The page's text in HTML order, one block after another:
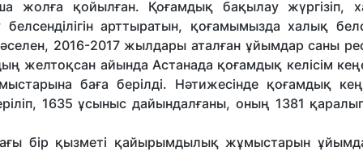
жолға қойылған. Қоғамдық бақылау жүргізіп,
арттыратын, қоғамымызда халық
2016-2017 жылдары аталған ұйымдар саны
желтоқсан айында Астанада қоғамдық келісім
баға берілді. Нәтижесінде қоғамдық
1635 ұсыныс дайындалғаны, оның 1381
бір қызметі қайырымдылық жұмыстарын